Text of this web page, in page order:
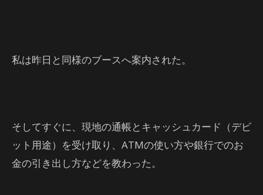
私は昨日と同様のブースへ案内された。
そしてすぐに、現地の通帳とキャッシュカード（デビ
ット用途）を受け取り、ATMの使い方や銀行でのお
金の引き出し方などを教わった。